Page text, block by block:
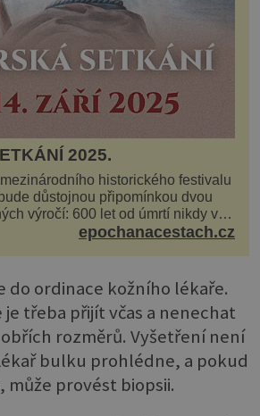
2025.
mezinárodního historického festivalu
důstojnou připomínkou dvou
výročí: 600 let od úmrtí nikdy v
hejtmana Jana Žižky z Tr...
epochanacestach.cz
do ordinace kožního lékaře.
třeba přijít včas a nenechat
rozměrů. Vyšetření není
bulku prohlédne, a pokud
provést biopsii.